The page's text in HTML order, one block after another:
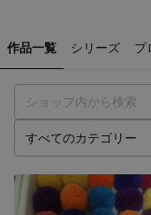
作品一覧 シリーズ プ